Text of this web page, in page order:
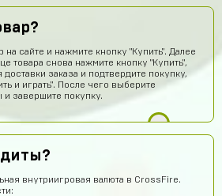
сайте и нажмите кнопку "Купить". Далее
товара снова нажмите кнопку "Купить",
заказа и подтвердите покупку,
и играть". После чего выберите
завершите покупку.
внутриигровая валюта в CrossFire.
14 часов назад
12 часов назад